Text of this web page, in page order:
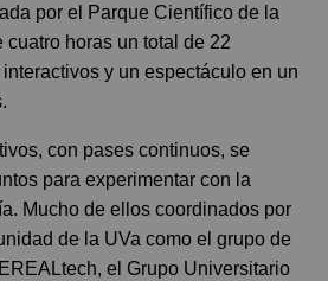
por el Parque Científico de la
cuatro horas un total de 22
y un espectáculo en un
con pases continuos, se
para experimentar con la
Mucho de ellos coordinados por
de la UVa como el grupo de
el Grupo Universitario